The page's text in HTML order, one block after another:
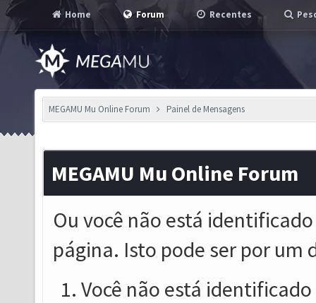
Home Forum Recentes
MEGAMU Mu Online Forum Painel de Mensagens
MEGAMU Mu Online Forum
Ou você não está
página. Isto pode ser por um
Você não está